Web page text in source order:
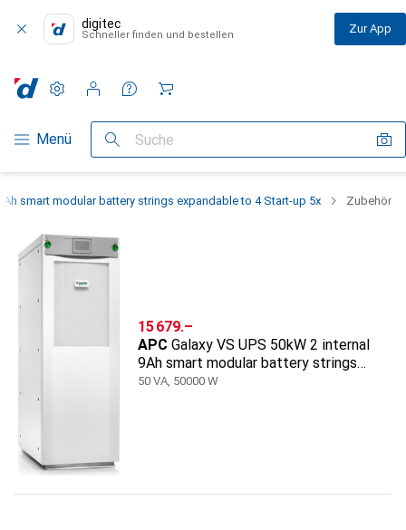
digitec
Schneller finden und bestellen Zur App
Navigation nach Kategorien
Menü Suche
Einstellungen
Kundenkonto
Vergleichslisten
Merklisten
Warenkorb
smart modular battery strings expandable to 4 Start-up 5x Zubehör
CHF
15 679.–
APC Galaxy VS UPS 50kW 2 internal
9Ah smart modular battery strings
expandable to 4 Start-up 5x
50 VA, 50000 W